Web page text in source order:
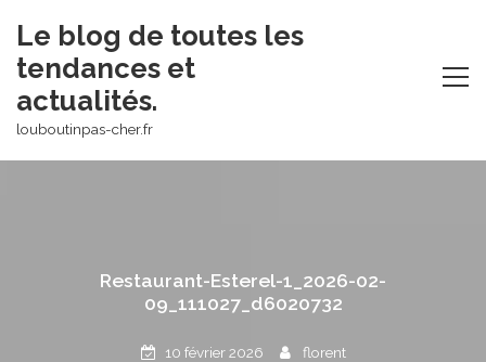
content
Le blog de toutes les
tendances et
actualités.
louboutinpas-cher.fr
Restaurant-Esterel-1_2026-02-
09_111027_d6020732
10 février 2026 florent